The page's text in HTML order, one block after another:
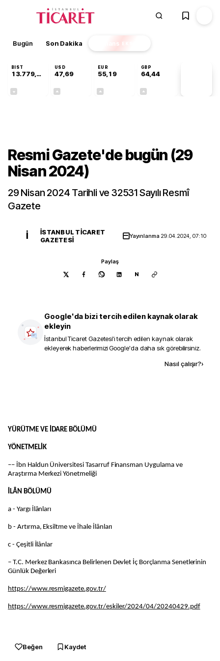
Bugün Son Dakika Finans EKSTRA
BIST
13.779,39
USD
47,69
EUR
55,19
GBP
64,44
Resmi Gazete'de bugün (29
Nisan 2024)
29 Nisan 2024 Tarihli ve 32531 Sayılı Resmî
Gazete
İ
İSTANBUL TICARET
GAZETESI
Yayınlanma 29.04.2024, 07:10
Paylaş
N
Google'da bizi tercih edilen kaynak olarak
ekleyin
İstanbul Ticaret Gazetesi'i tercih edilen kaynak olarak
ekleyerek haberlerimizi Google'da daha sık görebilirsiniz.
Nasıl çalışır?›
YÜRÜTME VE İDARE BÖLÜMÜ
YÖNETMELİK
–– İbn Haldun Üniversitesi Tasarruf Finansman Uygulama ve
Araştırma Merkezi Yönetmeliği
İLÂN BÖLÜMÜ
a - Yargı İlânları
b - Artırma, Eksiltme ve İhale İlânları
c - Çeşitli İlânlar
– T.C. Merkez Bankasınca Belirlenen Devlet İç Borçlanma Senetlerinin
Günlük Değerleri
https://www.resmigazete.gov.tr/
https://www.resmigazete.gov.tr/eskiler/2024/04/20240429.pdf
Beğen Kaydet